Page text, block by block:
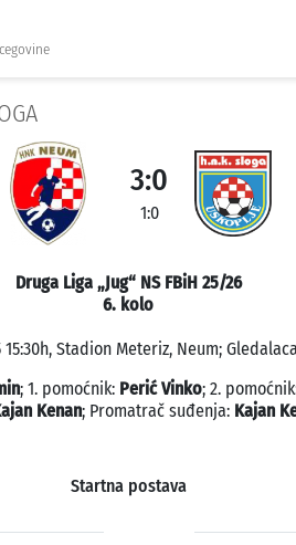
3:0
1:0
Druga Liga „Jug“ NS FBiH 25/26
6. kolo
15:30h, Stadion Meteriz, Neum;
; 1. pomoćnik: Perić Vinko; 2.
Kenan; Promatrač suđenja: Kajan
Startna postava